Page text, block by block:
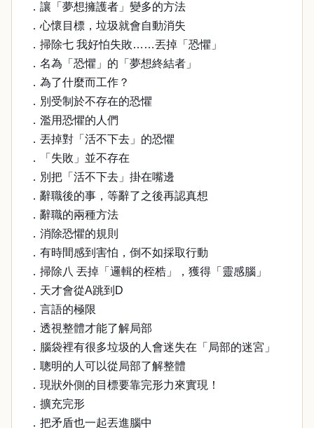
．讓「夢想擁護者」變多的方法
．心懷目標，垃圾就會自動消失
．掃除七 我好怕失敗……丟掉「恐懼」
．名為「恐懼」的「夢想終結者」
．為了什麼而工作？
．別受制於不存在的恐懼
．濫用恐懼的人們
．丟掉對「活不下去」的恐懼
．「失敗」並不存在
．別把「活不下去」掛在嘴邊
．辭職後的事，等辭了之後再認真想
．辭職的兩種方法
．消除恐懼的規則
．有時間感到害怕，倒不如採取行動
．掃除八 丟掉「邏輯的桎梏」，獲得「靈感腦」
．天才會從A跳到D
．言語的極限
．透視整體才能了解局部
．腦袋裡有很多垃圾的人會迷失在「局部的迷宮」
．聰明的人可以從局部了解整體
．現狀外側的目標要靠完形力來實現！
．擴充完形
．把矛盾也一起丟進腦中